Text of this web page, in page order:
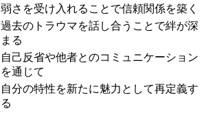
弱さを受け入れることで信頼関係を築く
過去のトラウマを話し合うことで絆が深
まる
自己反省や他者とのコミュニケーション
を通じて
自分の特性を新たに魅力として再定義す
る